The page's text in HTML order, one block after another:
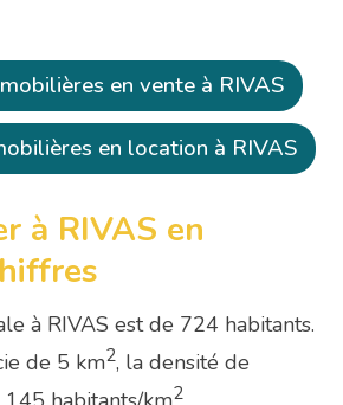
en vente à RIVAS
en location à RIVAS
à RIVAS en
à RIVAS est de 724 habitants.
de 5 km2, la densité de
2